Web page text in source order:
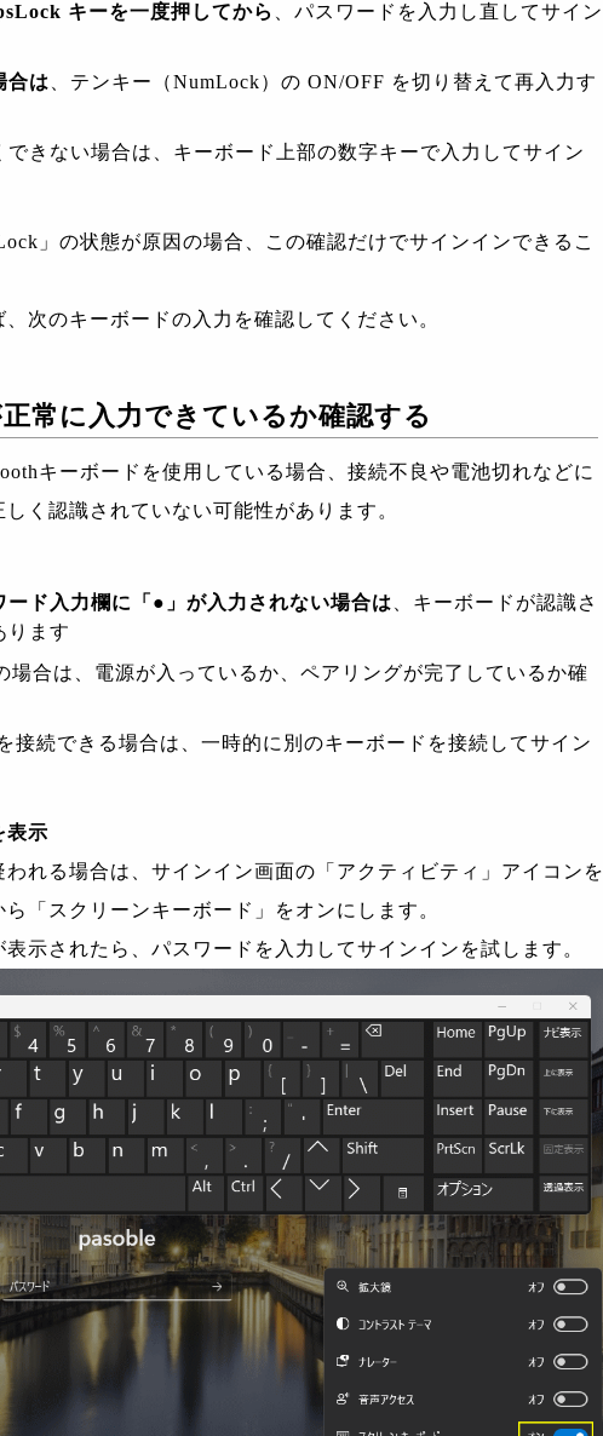
キーを一度押してから
、パスワードを入力し直してサイン
合は
、テンキー（NumLock）の ON/OFF を切り替えて再入力す
できない場合は、キーボード上部の数字キーで入力してサイン
」の状態が原因の場合、この確認だけでサインインできるこ
次のキーボードの入力を確認してください。
常に入力できているか確認する
キーボードを使用している場合、接続不良や電池切れなどに
く認識されていない可能性があります。
ード入力欄に「●」が入力されない場合は
、キーボードが認識さ
ります
場合は、電源が入っているか、ペアリングが完了しているか確
接続できる場合は、一時的に別のキーボードを接続してサイン
表示
れる場合は、サインイン画面の「アクティビティ」アイコンを
「スクリーンキーボード」をオンにします。
示されたら、パスワードを入力してサインインを試します。